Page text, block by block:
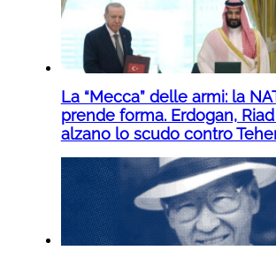
La “Mecca” delle armi: la
prende forma. Erdogan,
alzano lo scudo contro